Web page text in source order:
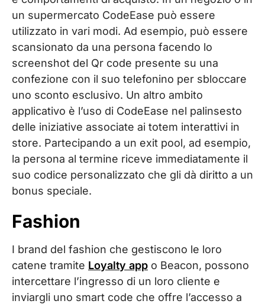
un supermercato CodeEase può essere
utilizzato in vari modi. Ad esempio, può essere
scansionato da una persona facendo lo
screenshot del Qr code presente su una
confezione con il suo telefonino per sbloccare
uno sconto esclusivo. Un altro ambito
applicativo è l’uso di CodeEase nel palinsesto
delle iniziative associate ai totem interattivi in
store. Partecipando a un exit pool, ad esempio,
la persona al termine riceve immediatamente il
suo codice personalizzato che gli dà diritto a un
bonus speciale.
Fashion
I brand del fashion che gestiscono le loro
catene tramite Loyalty app o Beacon, possono
intercettare l’ingresso di un loro cliente e
inviargli uno smart code che offre l’accesso a